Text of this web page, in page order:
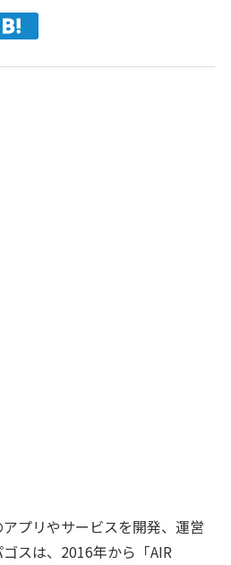
プリやサービスを開発、運営
スは、2016年から「AIR